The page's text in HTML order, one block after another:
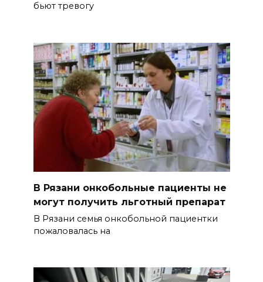
бьют тревогу
В Рязани онкобольные пациенты не
могут получить льготный препарат
В Рязани семья онкобольной пациентки
пожаловалась на